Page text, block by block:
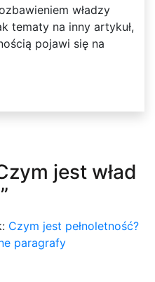
władzy
tematy na inny artykuł,
pojawi się na
jest wład
”
Czym jest pełnoletność?
paragrafy